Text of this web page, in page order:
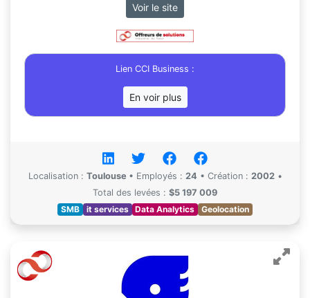
Voir le site
Lien CCI Business :
En voir plus
Localisation : Toulouse • Employés : 24 • Création : 2002 •
Total des levées : $5 197 009
SMB
it services Data Analytics Geolocation